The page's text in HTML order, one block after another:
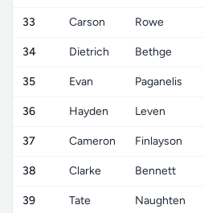
33 Carson Rowe
34 Dietrich Bethge
35 Evan Paganelis
36 Hayden Leven
37 Cameron Finlayson
38 Clarke Bennett
39 Tate Naughten